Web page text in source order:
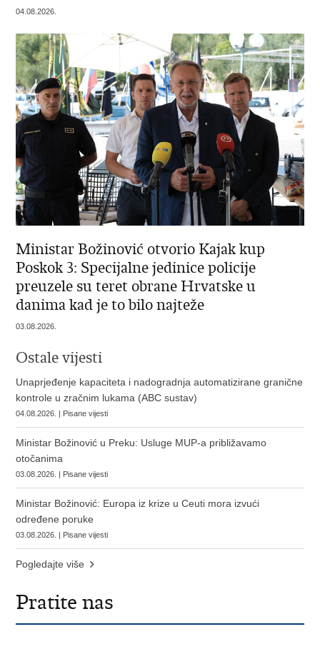
04.08.2026.
Ministar Božinović otvorio Kajak kup
Poskok 3: Specijalne jedinice policije
preuzele su teret obrane Hrvatske u
danima kad je to bilo najteže
03.08.2026.
Ostale vijesti
Unaprjeđenje kapaciteta i nadogradnja automatizirane granične
kontrole u zračnim lukama (ABC sustav)
04.08.2026. | Pisane vijesti
Ministar Božinović u Preku: Usluge MUP-a približavamo
otočanima
03.08.2026. | Pisane vijesti
Ministar Božinović: Europa iz krize u Ceuti mora izvući
određene poruke
03.08.2026. | Pisane vijesti
Pogledajte više
Pratite nas